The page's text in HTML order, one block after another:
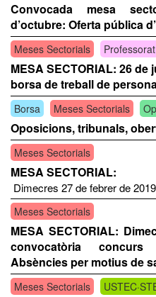
Convocada mesa
d’octubre: Oferta pública
Meses Sectorials
MESA SECTORIAL: 26
borsa de treball de
Borsa Meses Sectorials
Oposicions, tribunals,
Meses Sectorials
MESA SECTORIAL:
Dimecres 27 de febrer de
Meses Sectorials
MESA SECTORIAL:
convocatòria
Absències per motius de
Meses Sectorials